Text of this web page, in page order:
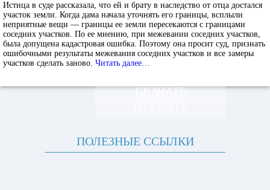
Истица в суде рассказала, что ей и брату в наследство от отца достался
участок земли. Когда дама начала уточнять его границы, всплыли
неприятные вещи — границы ее земли пересекаются с границами
соседних участков. По ее мнению, при межевании соседних участков,
была допущена кадастровая ошибка. Поэтому она просит суд, признать
ошибочными результаты межевания соседних участков и все замеры
участков сделать заново. Читать далее…
СКАЧАТЬ
ПОЛЕЗНЫЕ ССЫЛКИ